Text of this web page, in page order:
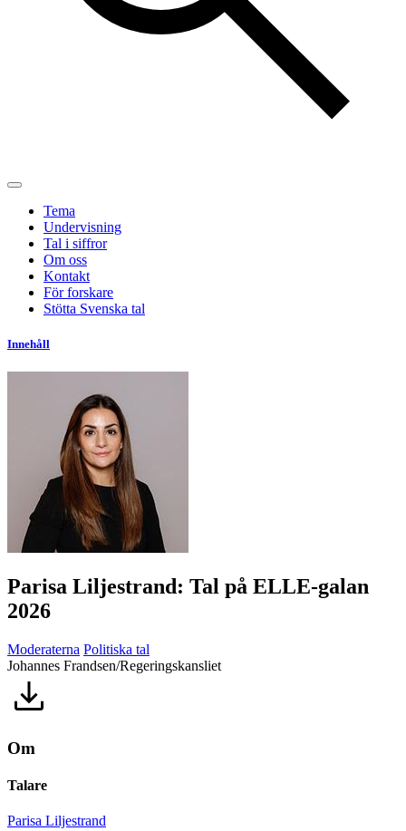
Tema
Undervisning
Tal i siffror
Om oss
Kontakt
För forskare
Stötta Svenska tal
Innehåll
Parisa Liljestrand: Tal på ELLE-galan
2026
Moderaterna Politiska tal
Johannes Frandsen/Regeringskansliet
Om
Talare
Parisa Liljestrand